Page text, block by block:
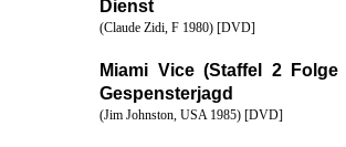
Dienst
(Claude Zidi, F 1980) [DVD]
Miami Vice (Staffel 2
Gespensterjagd
(Jim Johnston, USA 1985) [DVD]